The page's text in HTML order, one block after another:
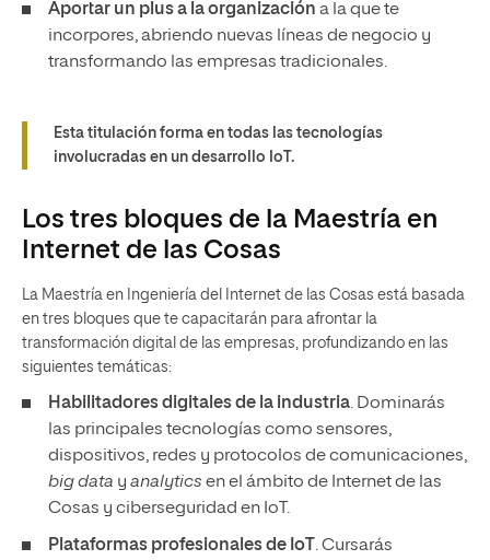
Aportar un plus a la organización a la que te
incorpores, abriendo nuevas líneas de negocio y
transformando las empresas tradicionales.
Esta titulación forma en todas las tecnologías
involucradas en un desarrollo IoT.
Los tres bloques de la Maestría en
Internet de las Cosas
La Maestría en Ingeniería del Internet de las Cosas está basada
en tres bloques que te capacitarán para afrontar la
transformación digital de las empresas, profundizando en las
siguientes temáticas:
Habilitadores digitales de la industria. Dominarás
las principales tecnologías como sensores,
dispositivos, redes y protocolos de comunicaciones,
big data y analytics en el ámbito de Internet de las
Cosas y ciberseguridad en IoT.
Plataformas profesionales de IoT . Cursarás